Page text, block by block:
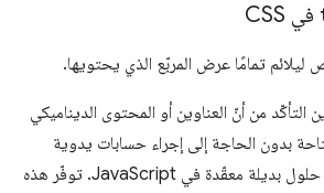
في CSS
تمامًا عرض المربّع الذي يحتويها.
من أنّ العناوين أو المحتوى الديناميكي
بدون الحاجة إلى إجراء حسابات يدوية
لحجم الخط أو استخدام حلول بديلة معقّدة في JavaScript. توفّر هذه